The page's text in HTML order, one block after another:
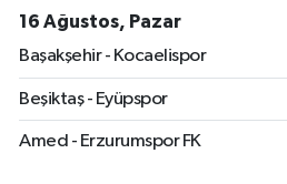
16 Ağustos, Pazar
Başakşehir - Kocaelispor
Beşiktaş - Eyüpspor
Amed - Erzurumspor FK